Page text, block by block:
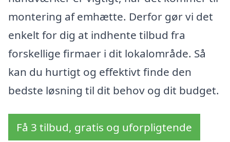
montering af emhætte. Derfor gør vi det
enkelt for dig at indhente tilbud fra
forskellige firmaer i dit lokalområde. Så
kan du hurtigt og effektivt finde den
bedste løsning til dit behov og dit budget.
Få 3 tilbud, gratis og uforpligtende